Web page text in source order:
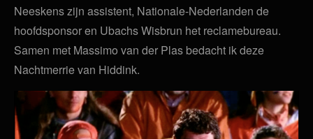
Neeskens zijn assistent, Nationale-Nederlanden de
hoofdsponsor en Ubachs Wisbrun het reclamebureau.
Samen met Massimo van der Plas bedacht ik deze
Nachtmerrie van Hiddink.